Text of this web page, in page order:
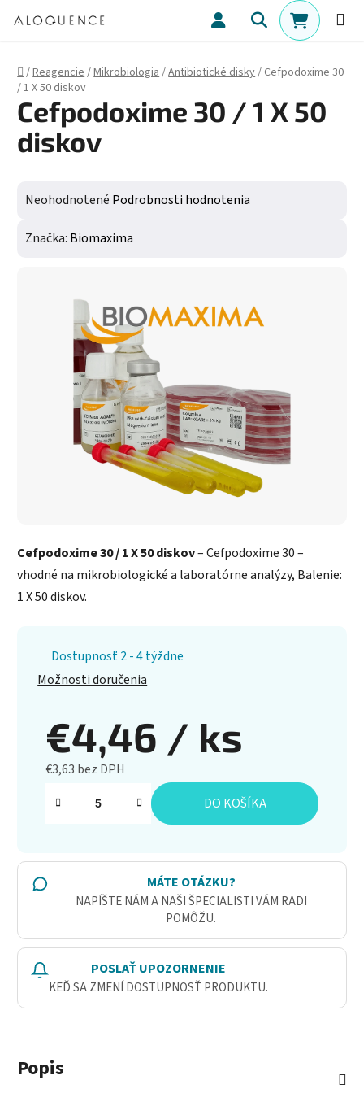
Hľadať
Domov
/Reagencie/Mikrobiologia/Antibiotické disky/ Cefpodoxime 30
/ 1 X 50 diskov
Cefpodoxime 30 / 1 X 50 diskov– Cefpodoxime 30 –
vhodné na mikrobiologické a laboratórne analýzy, Balenie:
1 X 50 diskov.
Dostupnosť 2 - 4 týždne
Možnosti doručenia
€4,46 / ks
€3,63 bez DPH
Jednotková cena:
DO KOŠÍKA
MÁTE OTÁZKU?
NAPÍŠTE NÁM A NAŠI ŠPECIALISTI VÁM RADI
POMÔŽU.
POSLAŤ UPOZORNENIE
KEĎ SA ZMENÍ DOSTUPNOSŤ PRODUKTU.
Cefpodoxime 30 / 1 X 50
diskov
Priemerné hodnotenie produktu je 0,0 z 5 hviezdičiek.
Neohodnotené Podrobnosti hodnotenia
Značka: Biomaxima
Popis